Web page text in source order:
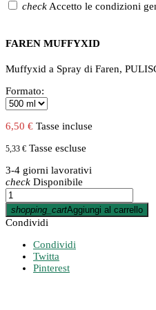
check Accetto le condizioni
FAREN MUFFYXID
Muffyxid a Spray di Faren,
Formato:
6,50 € Tasse incluse
5,33 € Tasse escluse
3-4 giorni lavorativi
check Disponibile
shopping_cartAggiungi al carrello
Condividi
Condividi
Twitta
Pinterest